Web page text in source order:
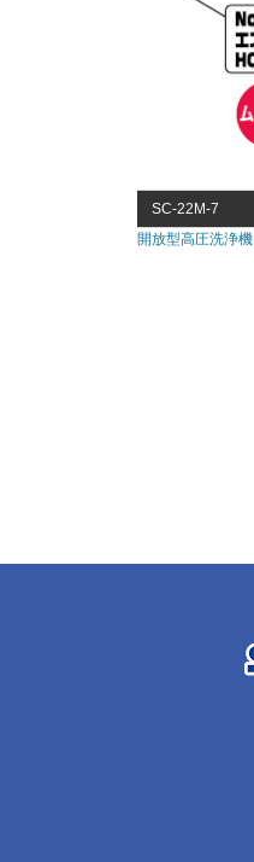
SC-22M-7
開放型高圧洗浄機